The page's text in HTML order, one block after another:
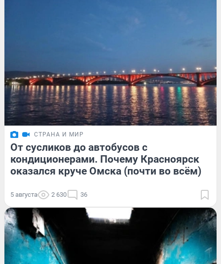
СТРАНА И МИР
От сусликов до автобусов с
кондиционерами. Почему Красноярск
оказался круче Омска (почти во всём)
5 августа 2 630 36